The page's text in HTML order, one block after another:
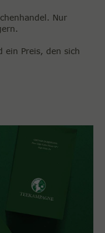
Nur
ein Preis, den sich